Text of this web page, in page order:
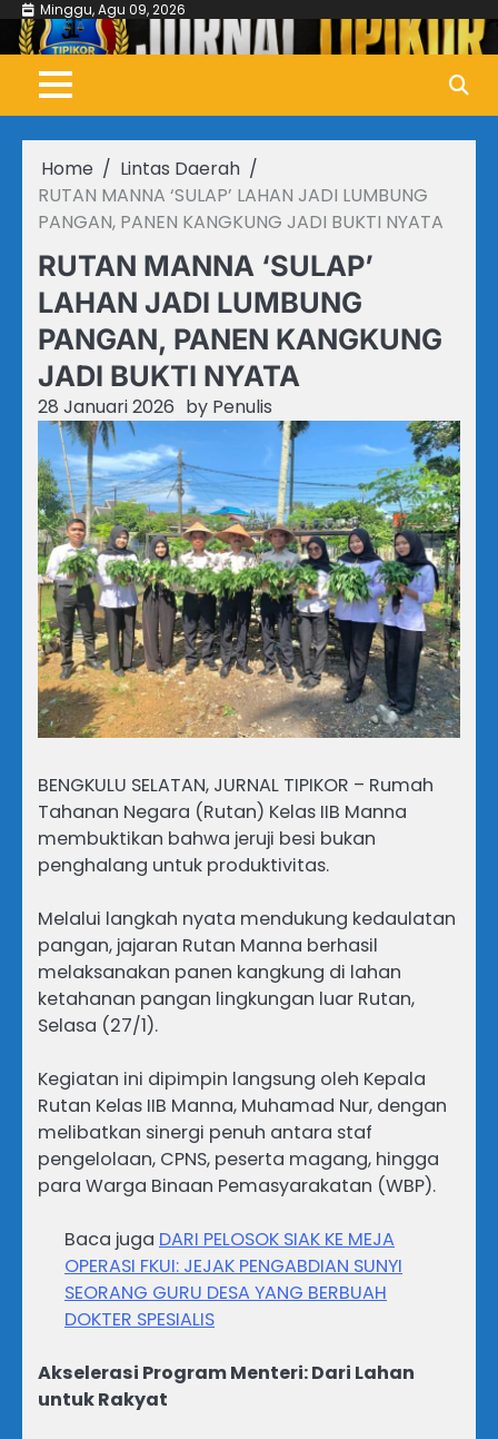
Skip
content
Minggu, Agu 09, 2026
Home
Lintas Daerah
RUTAN MANNA ‘SULAP’ LAHAN JADI LUMBUNG
PANGAN, PANEN KANGKUNG JADI BUKTI NYATA
RUTAN MANNA ‘SULAP’
LAHAN JADI LUMBUNG
PANGAN, PANEN KANGKUNG
JADI BUKTI NYATA
28 Januari 2026 by Penulis
BENGKULU SELATAN, JURNAL TIPIKOR – Rumah
Tahanan Negara (Rutan) Kelas IIB Manna
membuktikan bahwa jeruji besi bukan
penghalang untuk produktivitas.
Melalui langkah nyata mendukung kedaulatan
pangan, jajaran Rutan Manna berhasil
melaksanakan panen kangkung di lahan
ketahanan pangan lingkungan luar Rutan,
Selasa (27/1).
Kegiatan ini dipimpin langsung oleh Kepala
Rutan Kelas IIB Manna, Muhamad Nur, dengan
melibatkan sinergi penuh antara staf
pengelolaan, CPNS, peserta magang, hingga
para Warga Binaan Pemasyarakatan (WBP).
Baca juga DARI PELOSOK SIAK KE MEJA
OPERASI FKUI: JEJAK PENGABDIAN SUNYI
SEORANG GURU DESA YANG BERBUAH
DOKTER SPESIALIS
Akselerasi Program Menteri: Dari Lahan
untuk Rakyat